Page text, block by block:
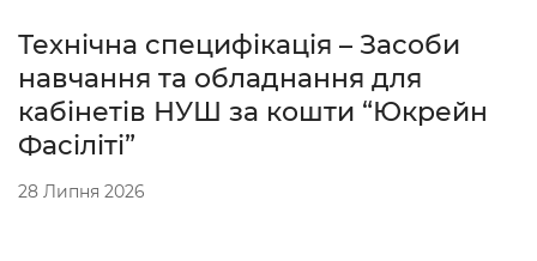
Технічна специфікація – Засоби
навчання та обладнання для
кабінетів НУШ за кошти “Юкрейн
Фасіліті”
28 Липня 2026